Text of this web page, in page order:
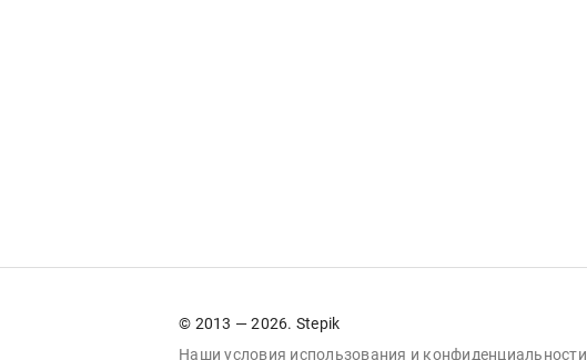
© 2013 — 2026. Stepik
Наши условия использования и конфиденциальности